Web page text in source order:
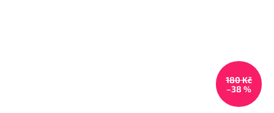
180 Kč
–38 %